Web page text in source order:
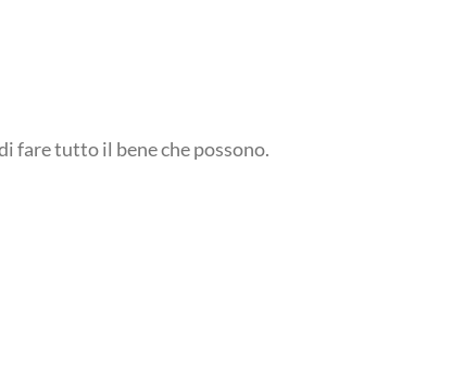
fare tutto il bene che possono.